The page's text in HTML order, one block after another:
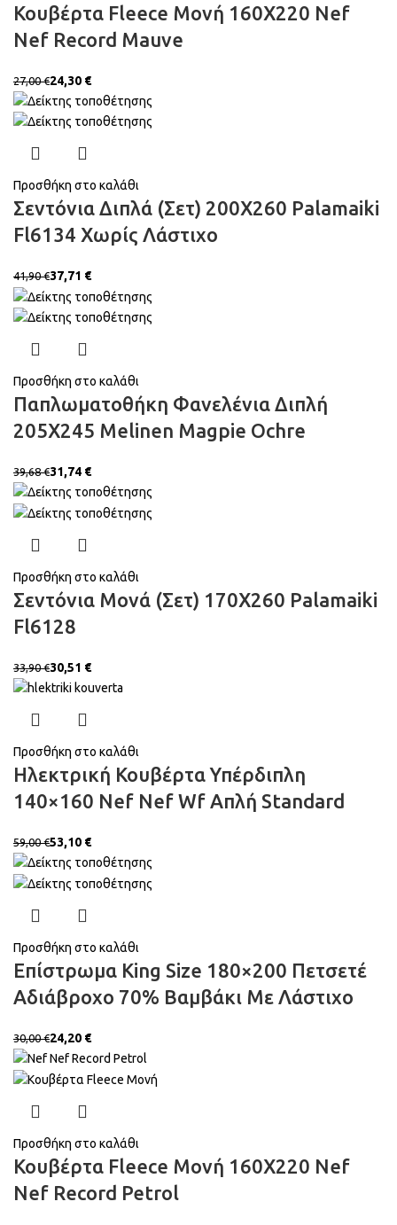
Κουβέρτα Fleece Μονή 160X220 Nef
Nef Record Mauve
27,00€24,30 €
Προσθήκη στο καλάθι
Σεντόνια Διπλά (Σετ) 200X260 Palamaiki
Fl6134 Χωρίς Λάστιχο
41,90€37,71 €
Προσθήκη στο καλάθι
Παπλωματοθήκη Φανελένια Διπλή
205X245 Melinen Magpie Ochre
39,68€31,74 €
Προσθήκη στο καλάθι
Σεντόνια Μονά (Σετ) 170X260 Palamaiki
Fl6128
33,90€30,51 €
Προσθήκη στο καλάθι
Ηλεκτρική Κουβέρτα Υπέρδιπλη
140×160 Nef Nef Wf Απλή Standard
59,00€53,10 €
Προσθήκη στο καλάθι
Επίστρωμα King Size 180×200 Πετσετέ
Αδιάβροχο 70% Βαμβάκι Με Λάστιχο
30,00€24,20 €
Προσθήκη στο καλάθι
Κουβέρτα Fleece Μονή 160X220 Nef
Nef Record Petrol